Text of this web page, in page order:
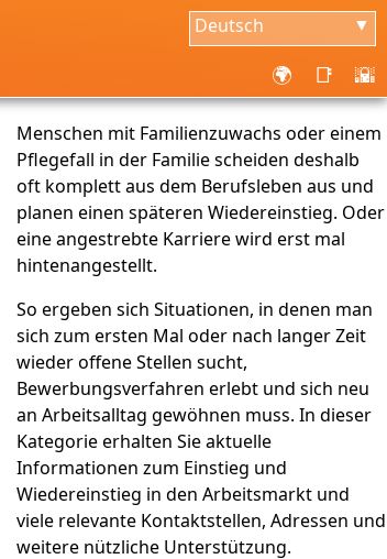
Deutsch ▼
🌍 📑 🌇
Menschen mit Familienzuwachs oder einem
Pflegefall in der Familie scheiden deshalb
oft komplett aus dem Berufsleben aus und
planen einen späteren Wiedereinstieg. Oder
eine angestrebte Karriere wird erst mal
hintenangestellt.
So ergeben sich Situationen, in denen man
sich zum ersten Mal oder nach langer Zeit
wieder offene Stellen sucht,
Bewerbungsverfahren erlebt und sich neu
an Arbeitsalltag gewöhnen muss. In dieser
Kategorie erhalten Sie aktuelle
Informationen zum Einstieg und
Wiedereinstieg in den Arbeitsmarkt und
viele relevante Kontaktstellen, Adressen und
weitere nützliche Unterstützung.